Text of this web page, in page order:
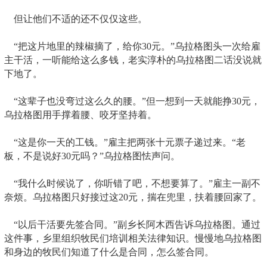
但让他们不适的还不仅仅这些。
“把这片地里的辣椒摘了，给你30元。”乌拉格图头一次给雇
主干活，一听能给这么多钱，老实淳朴的乌拉格图二话没说就
下地了。
“这辈子也没弯过这么久的腰。”但一想到一天就能挣30元，
乌拉格图用手撑着腰、咬牙坚持着。
“这是你一天的工钱。”雇主把两张十元票子递过来。“老
板，不是说好30元吗？”乌拉格图怯声问。
“我什么时候说了，你听错了吧，不想要算了。”雇主一副不
奈烦。乌拉格图只好接过这20元，揣在兜里，扶着腰回家了。
“以后干活要先签合同。”副乡长阿木西告诉乌拉格图。通过
这件事，乡里组织牧民们培训相关法律知识。慢慢地乌拉格图
和身边的牧民们知道了什么是合同，怎么签合同。